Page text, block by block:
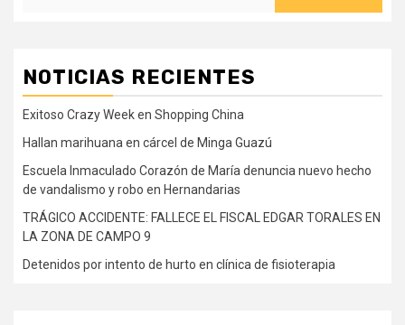
NOTICIAS RECIENTES
Exitoso Crazy Week en Shopping China
Hallan marihuana en cárcel de Minga Guazú
Escuela Inmaculado Corazón de María denuncia nuevo hecho
de vandalismo y robo en Hernandarias
TRÁGICO ACCIDENTE: FALLECE EL FISCAL EDGAR TORALES EN
LA ZONA DE CAMPO 9
Detenidos por intento de hurto en clínica de fisioterapia